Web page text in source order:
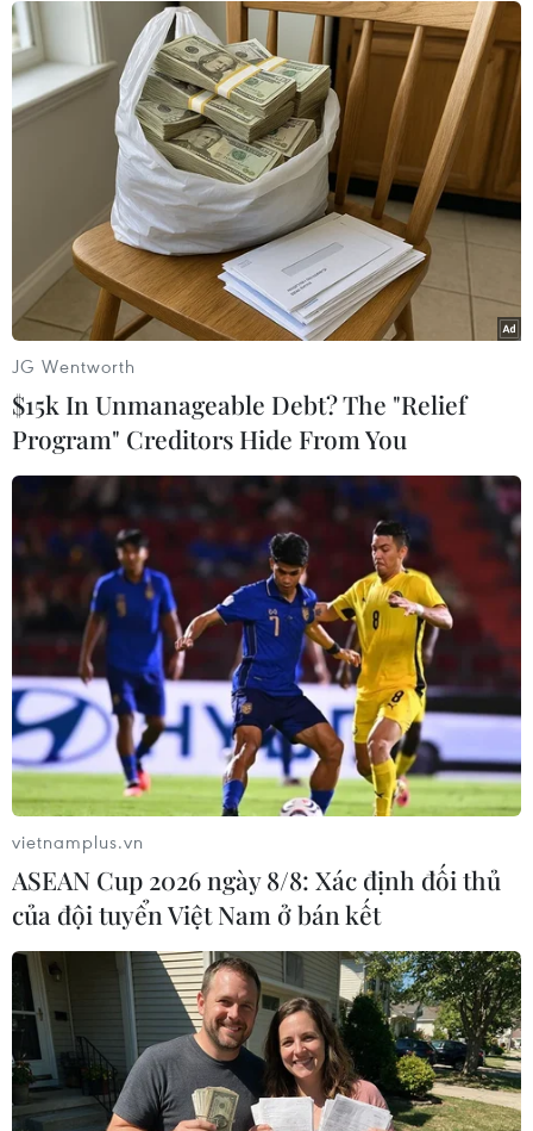
Bức tranh tường được đắp nổi bằng vữa, mang phong cách
gần với các tranh cổ động XôViết, cùng những nét đặc trưng
gợi ra một hình tượng Hà Nội thời sau chiến tranh. (Ảnh: Lâm
Khánh/TTXVN)
Vị trí đặt tượng là ngã tư Chợ Mơ, luôn tấp nập người qua lại.
(Ảnh: Lâm Khánh/TTXVN)
Tranh tường hoành tráng được đặt tại các cửa ngõ thành phố,
có ý nghĩa cổ động những năm đầu xây dựng xã hội chủ nghĩa.
(Ảnh: Lâm Khánh/TTXVN)
JG Wentworth
$15k In Unmanageable Debt? The "Relief
Program" Creditors Hide From You
vietnamplus.vn
ASEAN Cup 2026 ngày 8/8: Xác định đối thủ
của đội tuyển Việt Nam ở bán kết